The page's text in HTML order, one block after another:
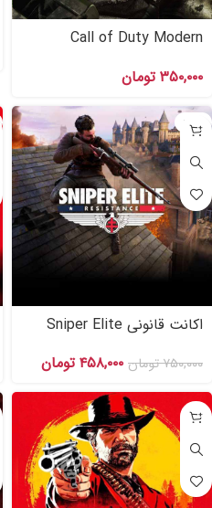
Call of Duty Modern
PS۴,PS۵
۳۵۰,۰۰۰ تومان
-۳۹%
اکانت قانونی Sniper Elite
۷۵۰,۰۰۰تومان ۴۵۸,۰۰۰ تومان